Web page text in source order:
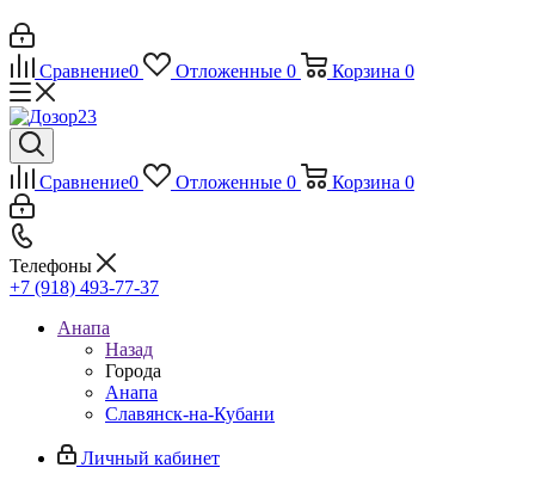
Сравнение0 Отложенные 0 Корзина 0
Сравнение0 Отложенные 0 Корзина 0
Телефоны
+7 (918) 493-77-37
Анапа
Назад
Города
Анапа
Славянск-на-Кубани
Личный кабинет